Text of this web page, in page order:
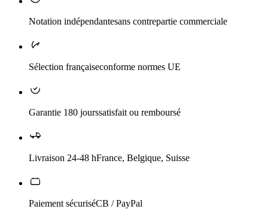
Notation indépendantesans contrepartie commerciale
Sélection françaiseconforme normes UE
Garantie 180 jourssatisfait ou remboursé
Livraison 24-48 hFrance, Belgique, Suisse
Paiement sécuriséCB / PayPal